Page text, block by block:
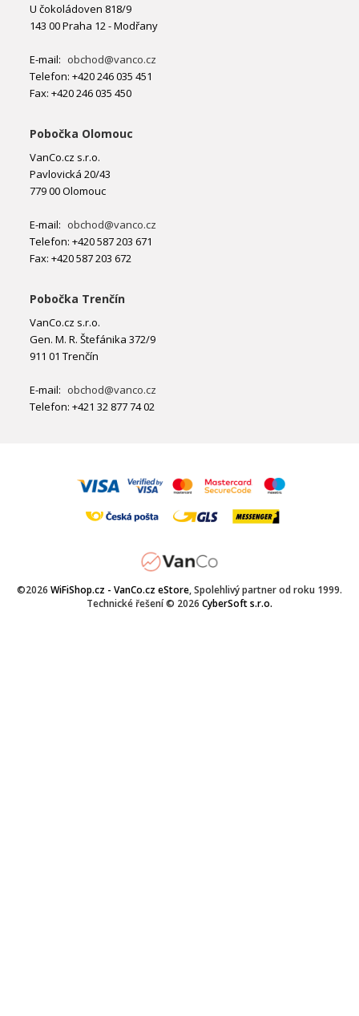
U čokoládoven 818/9
143 00 Praha 12 - Modřany
E-mail: obchod@vanco.cz
Telefon: +420 246 035 451
Fax: +420 246 035 450
Pobočka Olomouc
VanCo.cz s.r.o.
Pavlovická 20/43
779 00 Olomouc
E-mail: obchod@vanco.cz
Telefon: +420 587 203 671
Fax: +420 587 203 672
Pobočka Trenčín
VanCo.cz s.r.o.
Gen. M. R. Štefánika 372/9
911 01 Trenčín
E-mail: obchod@vanco.cz
Telefon: +421 32 877 74 02
©2026 WiFiShop.cz - VanCo.cz eStore, Spolehlivý partner od roku 1999.
Technické řešení © 2026 CyberSoft s.r.o.